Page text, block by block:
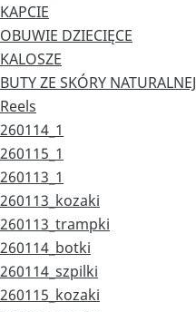
KAPCIE
OBUWIE DZIECIĘCE
KALOSZE
BUTY ZE SKÓRY NATURALNEJ
Reels
260114_1
260115_1
260113_1
260113_kozaki
260113_trampki
260114_botki
260114_szpilki
260115_kozaki